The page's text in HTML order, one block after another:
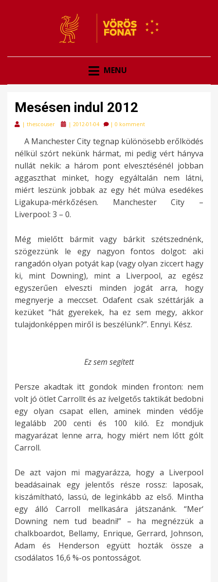
VÖRÖS FONAT
MENU
Mesésen indul 2012
| thescouser
Posted
| 2012-01-04 | 0 komment
A Manchester City tegnap különösebb erőlködés
nélkül szórt nekünk hármat, mi pedig vért hányva
nullát nekik: a három pont elvesztésénél jobban
aggaszthat minket, hogy egyáltalán nem látni,
miért leszünk jobbak az egy hét múlva esedékes
Ligakupa-mérkőzésen. Manchester City –
Liverpool: 3 – 0.
Még mielőtt bármit vagy bárkit szétszednénk,
szögezzünk le egy nagyon fontos dolgot: aki
rangadón olyan potyát kap (vagy olyan ziccert hagy
ki, mint Downing), mint a Liverpool, az egész
egyszerűen elveszti minden jogát arra, hogy
megnyerje a meccset. Odafent csak széttárják a
kezüket “hát gyerekek, ha ez sem megy, akkor
tulajdonképpen miről is beszélünk?”. Ennyi. Kész.
Ez sem segített
Persze akadtak itt gondok minden fronton: nem
volt jó ötlet Carrollt és az ívelgetős taktikát bedobni
egy olyan csapat ellen, aminek minden védője
legalább 200 centi és 100 kiló. Ez mondjuk
magyarázat lenne arra, hogy miért nem lőtt gólt
Carroll.
De azt vajon mi magyarázza, hogy a Liverpool
beadásainak egy jelentős része rossz: laposak,
kiszámítható, lassú, de leginkább az első. Mintha
egy álló Carroll mellkasára játszanánk. “Mer‘
Downing nem tud beadni!” – ha megnézzük a
chalkboardot, Bellamy, Enrique, Gerrard, Johnson,
Adam és Henderson együtt hozták össze a
csodálatos 16,6 %-os pontosságot.